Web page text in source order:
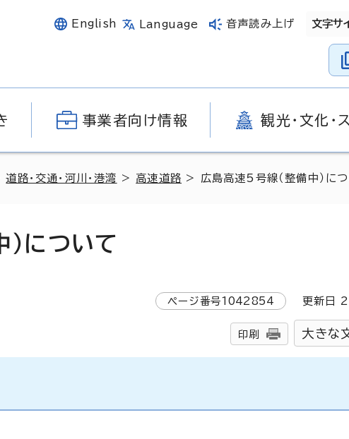
English Language 音声読み上げ 文字サ
事業者向け情報 観光・文化・
道路・交通・河川・港湾 > 高速道路 > 広島高速5号線（整備中）に
について
ページ番号1042854 更新日
印刷 大きな